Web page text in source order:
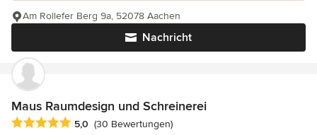
Nachricht
Am Rollefer Berg 9a, 52078 Aachen
Maus Raumdesign und Schreinerei
Durchschnittliche Bewertung: 5 von 5 Sternen
5,0 (30 Bewertungen)